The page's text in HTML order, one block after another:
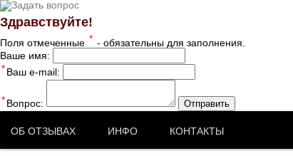
Здравствуйте!
Поля отмеченные * - обязательны для заполнения.
Ваше имя:
*Ваш e-mail:
*Вопрос: Отправить
ОБ ОТЗЫВАХ ИНФО КОНТАКТЫ